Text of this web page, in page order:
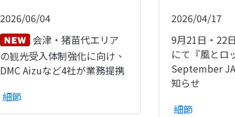
2026/06/04
会津・猪苗代エリア
の観光受入体制強化に向け、
DMC Aizuなど4社が業務提携
細節
2026/04/17
9月21日・22
にて『風とロ
September
知らせ
細節